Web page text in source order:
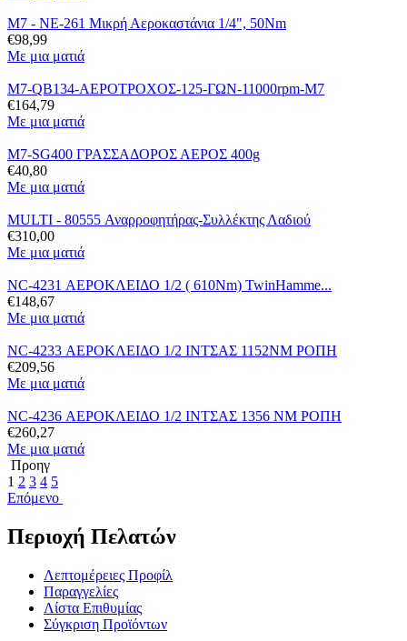
M7 - NE-261 Μικρή Αεροκαστάνια 1/4", 50Nm
€98,99
Με μια ματιά
M7-QB134-ΑΕΡΟΤΡΟΧΟΣ-125-ΓΩΝ-11000rpm-M7
€164,79
Με μια ματιά
M7-SG400 ΓΡΑΣΣΑΔΟΡΟΣ ΑΕΡΟΣ 400g
€40,80
Με μια ματιά
MULTI - 80555 Αναρροφητήρας-Συλλέκτης Λαδιού
€310,00
Με μια ματιά
NC-4231 ΑΕΡΟΚΛΕΙΔΟ 1/2 ( 610Nm) TwinHamme...
€148,67
Με μια ματιά
NC-4233 ΑΕΡΟΚΛΕΙΔΟ 1/2 ΙΝΤΣΑΣ 1152ΝΜ ΡΟΠΗ
€209,56
Με μια ματιά
NC-4236 ΑΕΡΟΚΛΕΙΔΟ 1/2 ΙΝΤΣΑΣ 1356 ΝΜ ΡΟΠΗ
€260,27
Με μια ματιά
Προηγ
1 2 3 4 5
Επόμενο
Περιοχή Πελατών
Λεπτομέρειες Προφίλ
Παραγγελίες
Λίστα Επιθυμίας
Σύγκριση Προϊόντων